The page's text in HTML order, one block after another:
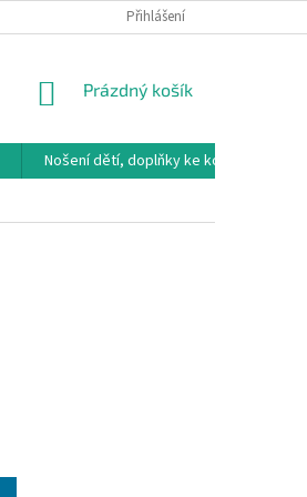
DOPRAVA, PLATBY A
Přihlášení
NÁKUPNÍ
Prázdný košík
Nošení dětí, doplňky ke kočárkům